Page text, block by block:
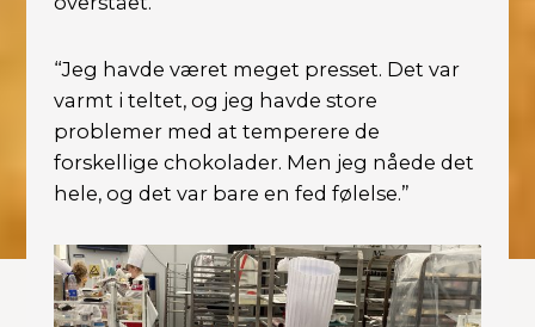
“Jeg havde været meget presset. Det var
varmt i teltet, og jeg havde store
problemer med at temperere de
forskellige chokolader. Men jeg nåede det
hele, og det var bare en fed følelse.”